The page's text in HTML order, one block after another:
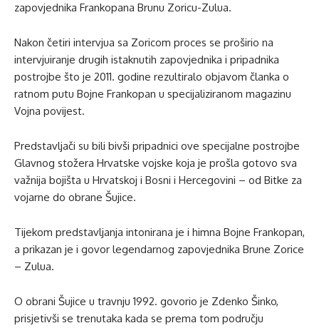
zapovjednika Frankopana Brunu Zoricu-Zulua.
Nakon četiri intervjua sa Zoricom proces se proširio na
intervjuiranje drugih istaknutih zapovjednika i pripadnika
postrojbe što je 2011. godine rezultiralo objavom članka o
ratnom putu Bojne Frankopan u specijaliziranom magazinu
Vojna povijest.
Predstavljači su bili bivši pripadnici ove specijalne postrojbe
Glavnog stožera Hrvatske vojske koja je prošla gotovo sva
važnija bojišta u Hrvatskoj i Bosni i Hercegovini – od Bitke za
vojarne do obrane Šujice.
Tijekom predstavljanja intonirana je i himna Bojne Frankopan,
a prikazan je i govor legendarnog zapovjednika Brune Zorice
– Zulua.
O obrani Šujice u travnju 1992. govorio je Zdenko Šinko,
prisjetivši se trenutaka kada se prema tom području